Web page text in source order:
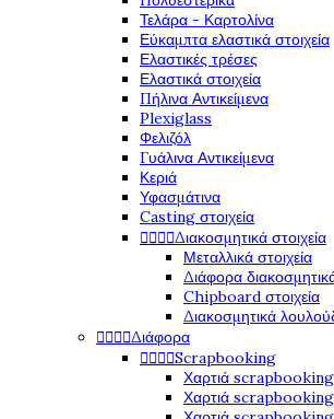
Τελάρα - Καρτολίνα
Εύκαμπτα ελαστικά στοιχεία
Ελαστικές τρέσες
Ελαστικά στοιχεία
Πήλινα Αντικείμενα
Plexiglass
Φελιζόλ
Γυάλινα Αντικείμενα
Κεριά
Υφασμάτινα
Casting στοιχεία
Διακοσμητικά στοιχεία
Μεταλλικά στοιχεία
Διάφορα
Chipboard στοιχεία
Διακοσμητικά
Διάφορα
Scrapbooking
Χαρτιά
Χαρτιά